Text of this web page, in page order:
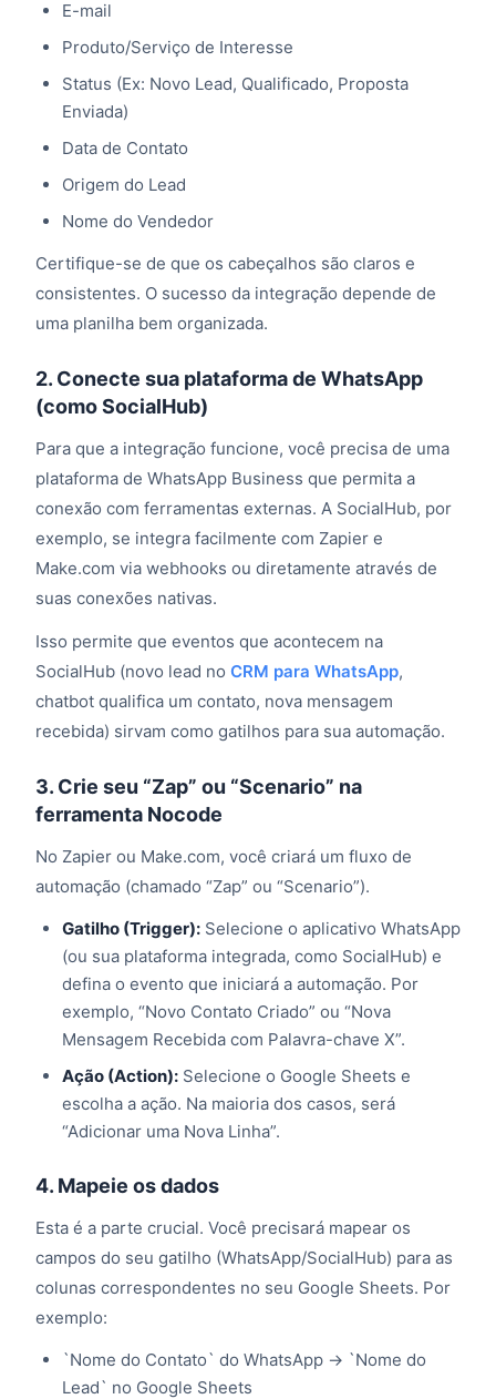
E-mail
Produto/Serviço de Interesse
Status (Ex: Novo Lead, Qualificado, Proposta
Enviada)
Data de Contato
Origem do Lead
Nome do Vendedor
Certifique-se de que os cabeçalhos são claros e
consistentes. O sucesso da integração depende de
uma planilha bem organizada.
2. Conecte sua plataforma de WhatsApp
(como SocialHub)
Para que a integração funcione, você precisa de uma
plataforma de WhatsApp Business que permita a
conexão com ferramentas externas. A SocialHub, por
exemplo, se integra facilmente com Zapier e
Make.com via webhooks ou diretamente através de
suas conexões nativas.
Isso permite que eventos que acontecem na
SocialHub (novo lead no CRM para WhatsApp,
chatbot qualifica um contato, nova mensagem
recebida) sirvam como gatilhos para sua automação.
3. Crie seu “Zap” ou “Scenario” na
ferramenta Nocode
No Zapier ou Make.com, você criará um fluxo de
automação (chamado “Zap” ou “Scenario”).
Gatilho (Trigger): Selecione o aplicativo WhatsApp
(ou sua plataforma integrada, como SocialHub) e
defina o evento que iniciará a automação. Por
exemplo, “Novo Contato Criado” ou “Nova
Mensagem Recebida com Palavra-chave X”.
Ação (Action): Selecione o Google Sheets e
escolha a ação. Na maioria dos casos, será
“Adicionar uma Nova Linha”.
4. Mapeie os dados
Esta é a parte crucial. Você precisará mapear os
campos do seu gatilho (WhatsApp/SocialHub) para as
colunas correspondentes no seu Google Sheets. Por
exemplo:
`Nome do Contato` do WhatsApp -> `Nome do
Lead` no Google Sheets